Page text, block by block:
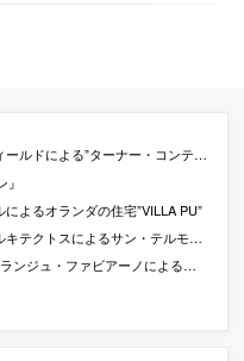
る”ターナー・コンテンポラリー”のレポート
よるオランダの住宅”VILLA PU”
トスによるサン・テルモ博物館の増築
ノによる博物館”The Museum of Ocean and Surf”